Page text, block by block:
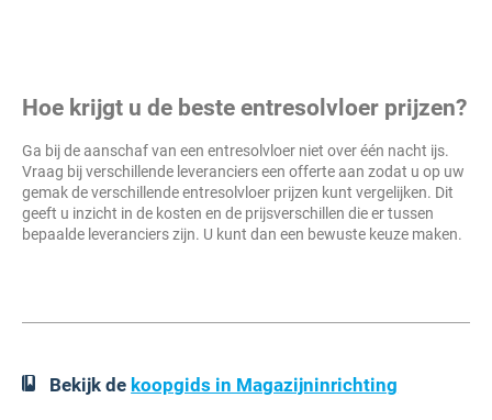
Hoe krijgt u de beste entresolvloer prijzen?
Ga bij de aanschaf van een entresolvloer niet over één nacht ijs.
Vraag bij verschillende leveranciers een offerte aan zodat u op uw
gemak de verschillende entresolvloer prijzen kunt vergelijken. Dit
geeft u inzicht in de kosten en de prijsverschillen die er tussen
bepaalde leveranciers zijn. U kunt dan een bewuste keuze maken.
Bekijk de koopgids in Magazijninrichting